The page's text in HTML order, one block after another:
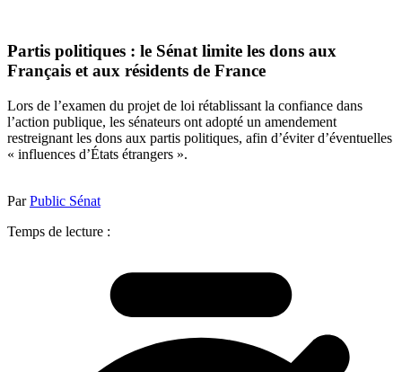
Partis politiques : le Sénat limite les dons aux
Français et aux résidents de France
Lors de l’examen du projet de loi rétablissant la confiance dans
l’action publique, les sénateurs ont adopté un amendement
restreignant les dons aux partis politiques, afin d’éviter d’éventuelles
« influences d’États étrangers ».
ParPublic Sénat
Temps de lecture :